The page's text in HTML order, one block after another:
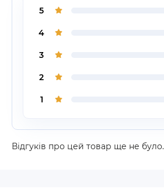
5
4
3
2
1
Відгуків про цей товар ще не було.